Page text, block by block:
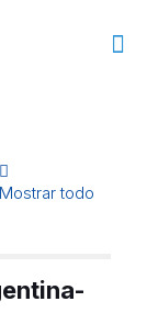
Mostrar todo